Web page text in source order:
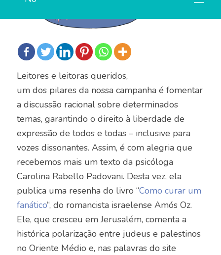
Leitores e leitoras queridos,
um dos pilares da nossa campanha é fomentar
a discussão racional sobre determinados
temas, garantindo o direito à liberdade de
expressão de todos e todas – inclusive para
vozes dissonantes. Assim, é com alegria que
recebemos mais um texto da psicóloga
Carolina Rabello Padovani. Desta vez, ela
publica uma resenha do livro “Como curar um
fanático“, do romancista israelense Amós Oz.
Ele, que cresceu em Jerusalém, comenta a
histórica polarização entre judeus e palestinos
no Oriente Médio e, nas palavras do site